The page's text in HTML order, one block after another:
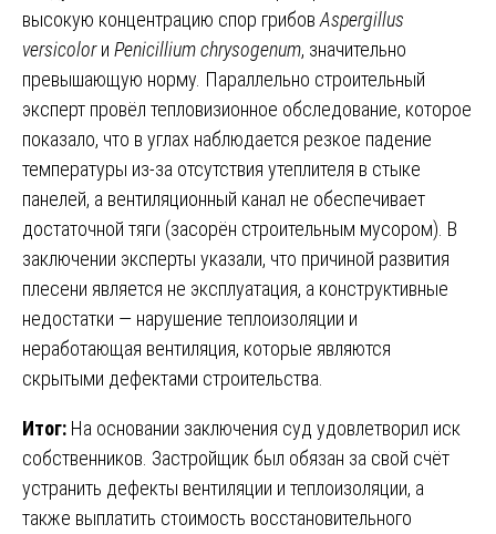
высокую концентрацию спор грибов Aspergillus
versicolorи Penicillium chrysogenum, значительно
превышающую норму. Параллельно строительный
эксперт провёл тепловизионное обследование, которое
показало, что в углах наблюдается резкое падение
температуры из-за отсутствия утеплителя в стыке
панелей, а вентиляционный канал не обеспечивает
достаточной тяги (засорён строительным мусором). В
заключении эксперты указали, что причиной развития
плесени является не эксплуатация, а конструктивные
недостатки — нарушение теплоизоляции и
неработающая вентиляция, которые являются
скрытыми дефектами строительства.
Итог: На основании заключения суд удовлетворил иск
собственников. Застройщик был обязан за свой счёт
устранить дефекты вентиляции и теплоизоляции, а
также выплатить стоимость восстановительного